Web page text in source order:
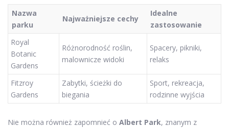
Nazwa
parku
Najważniejsze cechy
Idealne
zastosowanie
Royal
Botanic
Gardens
Różnorodność roślin,
malownicze widoki
Spacery, pikniki,
relaks
Fitzroy
Gardens
Zabytki, ścieżki do
biegania
Sport, rekreacja,
rodzinne wyjścia
Nie można również zapomnieć o Albert Park, znanym z